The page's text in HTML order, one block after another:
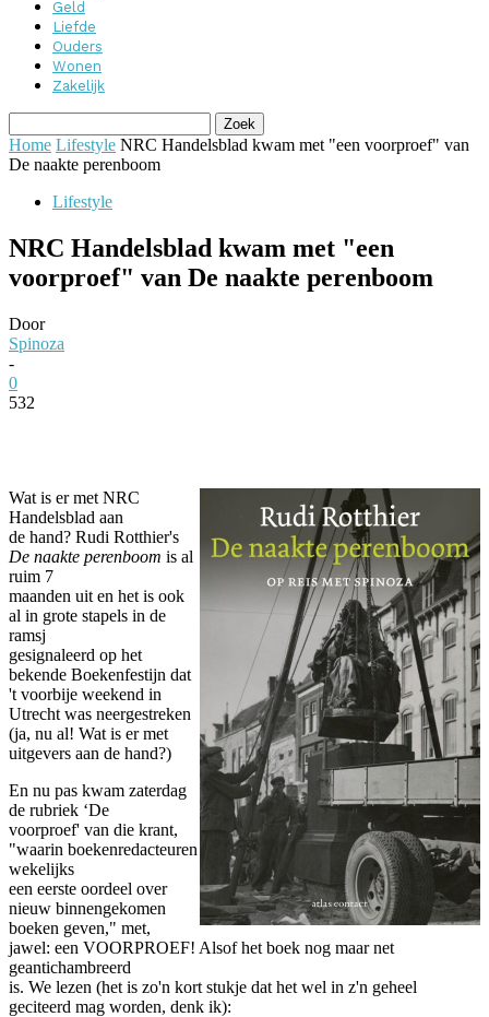
Geld
Liefde
Ouders
Wonen
Zakelijk
Home Lifestyle NRC Handelsblad kwam met "een voorproef" van
De naakte perenboom
Lifestyle
NRC Handelsblad kwam met "een
voorproef" van De naakte perenboom
Door
Spinoza
-
0
532
Wat is er met NRC
Handelsblad aan
de hand? Rudi Rotthier's
De naakte perenboom is al
ruim 7
maanden uit en het is ook
al in grote stapels in de
ramsj
gesignaleerd op het
bekende Boekenfestijn dat
't voorbije weekend in
Utrecht was neergestreken
(ja, nu al! Wat is er met
uitgevers aan de hand?)
En nu pas kwam zaterdag
de rubriek ‘De
voorproef' van die krant,
"waarin boekenredacteuren
wekelijks
een eerste oordeel over
nieuw binnengekomen
boeken geven," met,
jawel: een VOORPROEF! Alsof het boek nog maar net
geantichambreerd
is. We lezen (het is zo'n kort stukje dat het wel in z'n geheel
geciteerd mag worden, denk ik):